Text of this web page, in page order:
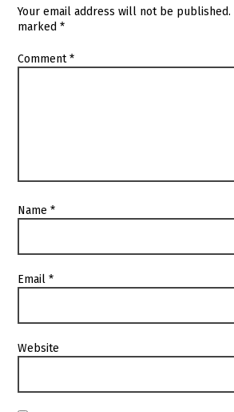
Your email address will not be published.
marked*
Comment*
Name*
Email*
Website